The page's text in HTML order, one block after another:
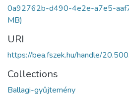
0a92762b-d490-4e2e-a7e5-
MB)
URI
https://bea.fszek.hu/handle/
Collections
Ballagi-gyűjtemény